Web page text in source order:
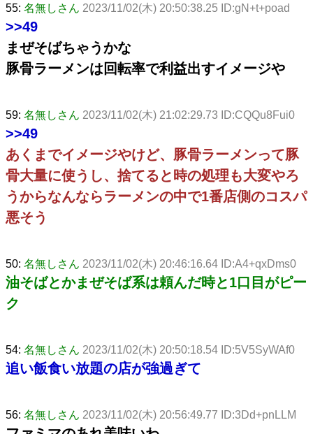
55: 名無しさん 2023/11/02(木) 20:50:38.25 ID:gN+t+poad
>>49
まぜそばちゃうかな
豚骨ラーメンは回転率で利益出すイメージや
59: 名無しさん 2023/11/02(木) 21:02:29.73 ID:CQQu8Fui0
>>49
あくまでイメージやけど、豚骨ラーメンって豚
骨大量に使うし、捨てると時の処理も大変やろ
うからなんならラーメンの中で1番店側のコスパ
悪そう
50: 名無しさん 2023/11/02(木) 20:46:16.64 ID:A4+qxDms0
油そばとかまぜそば系は頼んだ時と1口目がピー
ク
54: 名無しさん 2023/11/02(木) 20:50:18.54 ID:5V5SyWAf0
追い飯食い放題の店が強過ぎて
56: 名無しさん 2023/11/02(木) 20:56:49.77 ID:3Dd+pnLLM